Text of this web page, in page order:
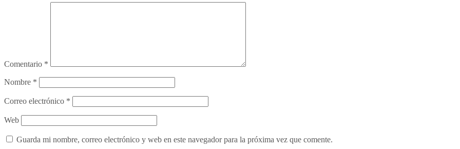
Comentario *
Nombre *
Correo electrónico *
Web
Guarda mi nombre, correo electrónico y web en este navegador para la próxima vez que comente.